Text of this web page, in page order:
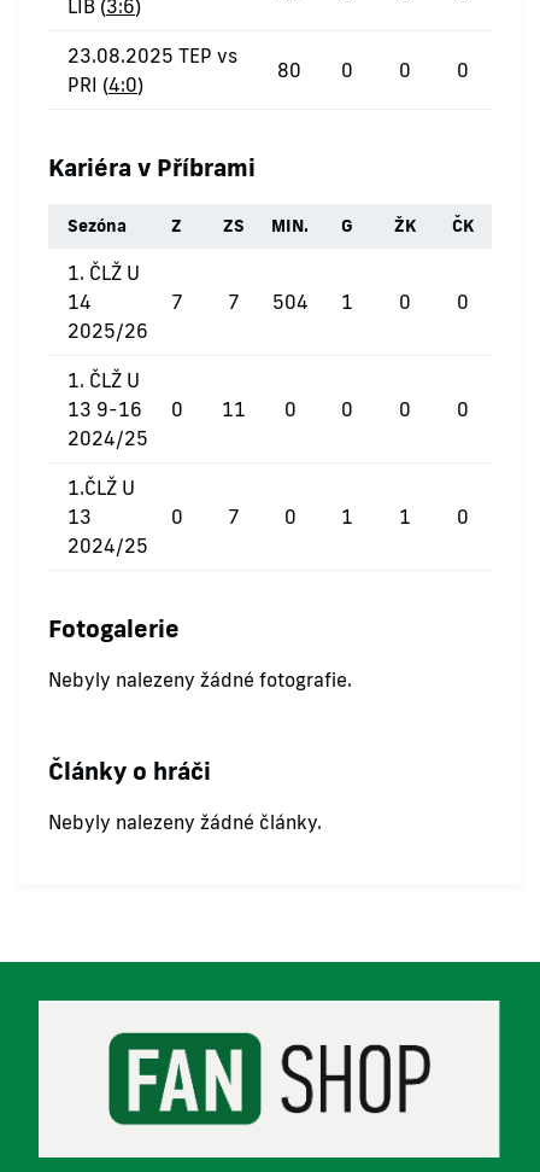
LIB (3:6)
23.08.2025 TEP vs
PRI (4:0)
80 0 0 0
Kariéra v Příbrami
Sezóna Z ZS MIN. G ŽK ČK
1. ČLŽ U
14
2025/26
7 7 504 1 0 0
1. ČLŽ U
13 9-16
2024/25
0 11 0 0 0 0
1.ČLŽ U
13
2024/25
0 7 0 1 1 0
Fotogalerie
Nebyly nalezeny žádné fotografie.
Články o hráči
Nebyly nalezeny žádné články.